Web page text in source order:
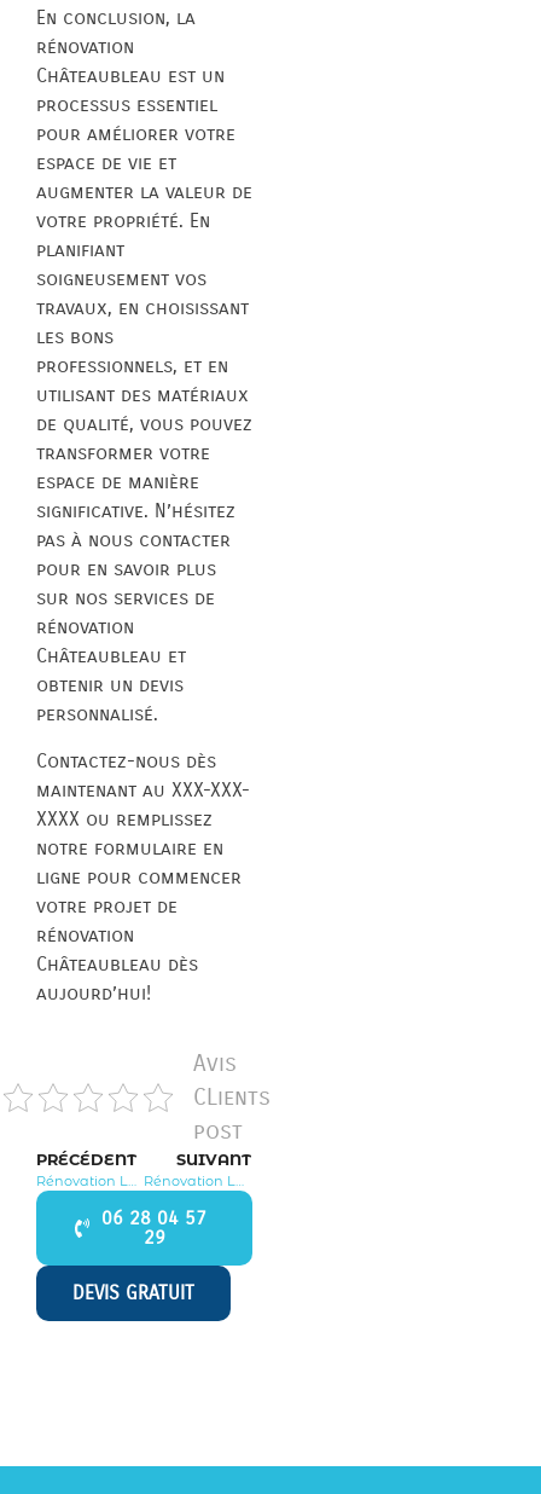
En conclusion, la
rénovation
Châteaubleau est un
processus essentiel
pour améliorer votre
espace de vie et
augmenter la valeur de
votre propriété. En
planifiant
soigneusement vos
travaux, en choisissant
les bons
professionnels, et en
utilisant des matériaux
de qualité, vous pouvez
transformer votre
espace de manière
significative. N’hésitez
pas à nous contacter
pour en savoir plus
sur nos services de
rénovation
Châteaubleau et
obtenir un devis
personnalisé.
Contactez-nous dès
maintenant au XXX-XXX-
XXXX ou remplissez
notre formulaire en
ligne pour commencer
votre projet de
rénovation
Châteaubleau dès
aujourd’hui!
Avis
CLients
post
PRÉCÉDENT SUIVANT
06 28 04 57
29
DEVIS GRATUIT